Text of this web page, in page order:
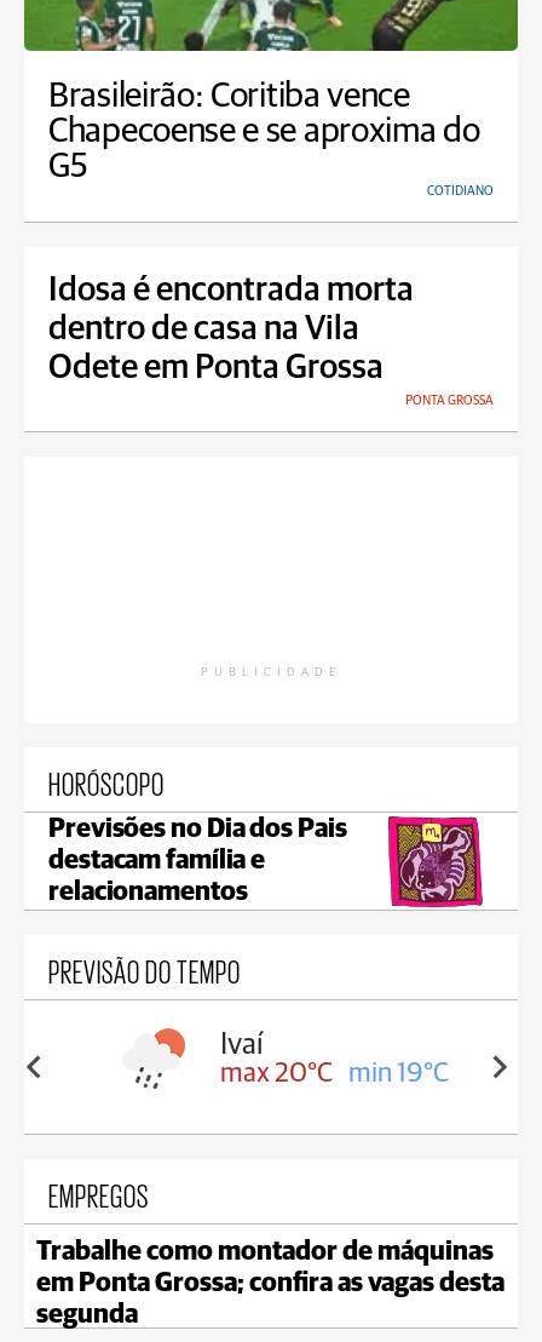
Brasileirão: Coritiba vence
Chapecoense e se aproxima do
G5
COTIDIANO
Idosa é encontrada morta
dentro de casa na Vila
Odete em Ponta Grossa
PONTA GROSSA
PUBLICIDADE
HORÓSCOPO
Previsões no Dia dos Pais
destacam família e
relacionamentos
PREVISÃO DO TEMPO
17°C
Ivaí
max 20°C min 19°C
EMPREGOS
Trabalhe como montador de máquinas
em Ponta Grossa; confira as vagas desta
segunda